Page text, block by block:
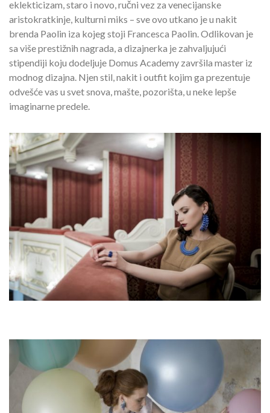
eklekticizam, staro i novo, ručni vez za venecijanske
aristokratkinje, kulturni miks – sve ovo utkano je u nakit
brenda Paolin iza kojeg stoji Francesca Paolin. Odlikovan je
sa više prestižnih nagrada, a dizajnerka je zahvaljujući
stipendiji koju dodeljuje Domus Academy završila master iz
modnog dizajna. Njen stil, nakit i outfit kojim ga prezentuje
odvešće vas u svet snova, mašte, pozorišta, u neke lepše
imaginarne predele.